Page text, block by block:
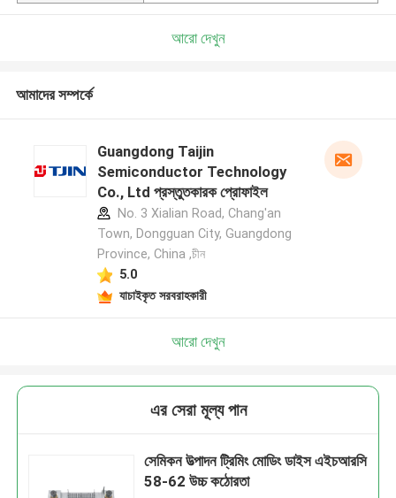
আরো দেখুন
আমাদের সম্পর্কে
Guangdong Taijin
Semiconductor Technology
Co., Ltd প্রস্তুতকারক প্রোফাইল
No. 3 Xialian Road, Chang'an
Town, Dongguan City, Guangdong
Province, China ,চীন
5.0
যাচাইকৃত সরবরাহকারী
আরো দেখুন
এর সেরা মূল্য পান
সেমিকন উত্পাদন ট্রিমিং মোডিং ডাইস এইচআরসি
58-62 উচ্চ কঠোরতা